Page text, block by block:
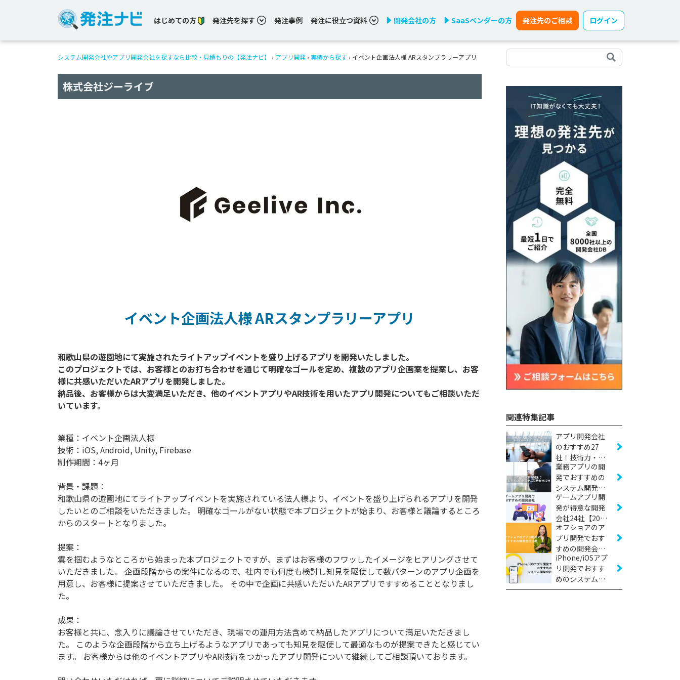
はじめての方 発注先を探す 発注事例 発注に役立つ資料 開発会社の方 SaaSベンダーの方 発注先のご相談 ログイン
システム開発会社やアプリ開発会社を探すなら比較・見積もりの【発注ナビ】 › アプリ開発 › 実績から探す › イベント企画法人様 ARスタンプラリーアプリ
株式会社ジーライブ
イベント企画法人様 ARスタンプラリーアプリ
和歌山県の遊園地にて実施されたライトアップイベントを盛り上げるアプリを開発いたしました。
このプロジェクトでは、お客様とのお打ち合わせを通じて明確なゴールを定め、複数のアプリ企画案を提案し、お客
様に共感いただいたARアプリを開発しました。
納品後、お客様からは大変満足いただき、他のイベントアプリやAR技術を用いたアプリ開発についてもご相談いただ
業種：イベント企画法人様
技術：iOS, Android, Unity, Firebase
制作期間：4ヶ月
背景・課題：
和歌山県の遊園地にてライトアップイベントを実施されている法人様より、イベントを盛り上げられるアプリを開発
したいとのご相談をいただきました。 明確なゴールがない状態で本プロジェクトが始まり、お客様と議論するところ
からのスタートとなりました。
提案：
雲を掴むようなところから始まった本プロジェクトですが、まずはお客様のフワッしたイメージをヒアリングさせて
いただきました。 企画段階からの案件になるので、社内でも何度も検討し知見を駆使して数パターンのアプリ企画を
用意し、お客様に提案させていただきました。 その中で企画に共感いただいたARアプリですすめることとなりまし
た。
成果：
お客様と共に、念入りに議論させていただき、現場での運用方法含めて納品したアプリについて満足いただきまし
た。 このような企画段階から立ち上げるようなアプリであっても知見を駆使して最適なものが提案できたと感じてい
ます。 お客様からは他のイベントアプリやAR技術をつかったアプリ開発について継続してご相談頂いております。
関連特集記事
アプリ開発会社
のおすすめ27
社！技術力・実
績などから厳選
【2026年版】
業務アプリの開
発でおすすめの
システム開発会
社10社【2026年
版】
ゲームアプリ開
発が得意な開発
会社24社【2026
年版】
オフショアのア
プリ開発でおす
すめの開発会社
10社【2026年
版】
iPhone/iOSアプ
リ開発でおすす
めのシステム開
発会社17社